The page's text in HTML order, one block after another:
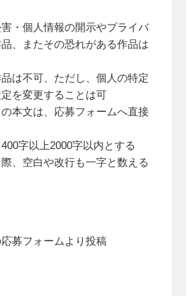
・個人情報の開示やプライバ
、またその恐れがある作品は
は不可、ただし、個人の特定
を変更することは可
本文は、応募フォームへ直接
字以上2000字以内とする
際、空白や改行も一字と数える
募フォームより投稿